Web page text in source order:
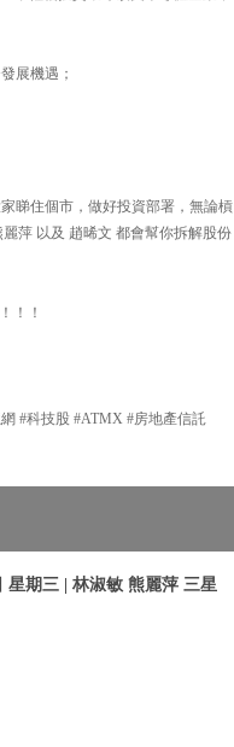
展機遇；
睇住個市，做好投資部署，無論槓
萍 以及 趙晞文 都會幫你拆解股份
！！
#科技股 #ATMX #房地產信託
星期三 | 林淑敏 熊麗萍 三星